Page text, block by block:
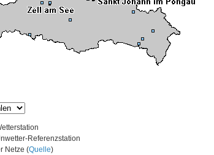
Referenzstation
Netze (Quelle)